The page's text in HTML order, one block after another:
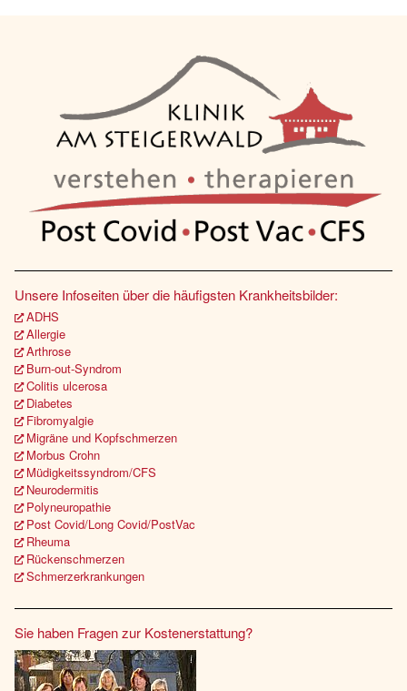
Unsere Infoseiten über die häufigsten Krankheitsbilder:
ADHS
Allergie
Arthrose
Burn-out-Syndrom
Colitis ulcerosa
Diabetes
Fibromyalgie
Migräne und Kopfschmerzen
Morbus Crohn
Müdigkeitssyndrom/CFS
Neurodermitis
Polyneuropathie
Post Covid/Long Covid/PostVac
Rheuma
Rückenschmerzen
Schmerzerkrankungen
Sie haben Fragen zur Kostenerstattung?